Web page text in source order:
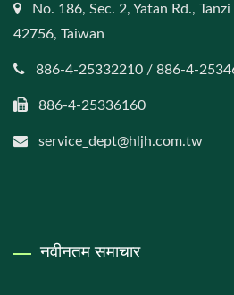
No. 186, Sec. 2, Yatan Rd.,
42756, Taiwan
886-4-25332210 / 886-4-
886-4-25336160
service_dept@hljh.com.tw
नवीनतम समाचार